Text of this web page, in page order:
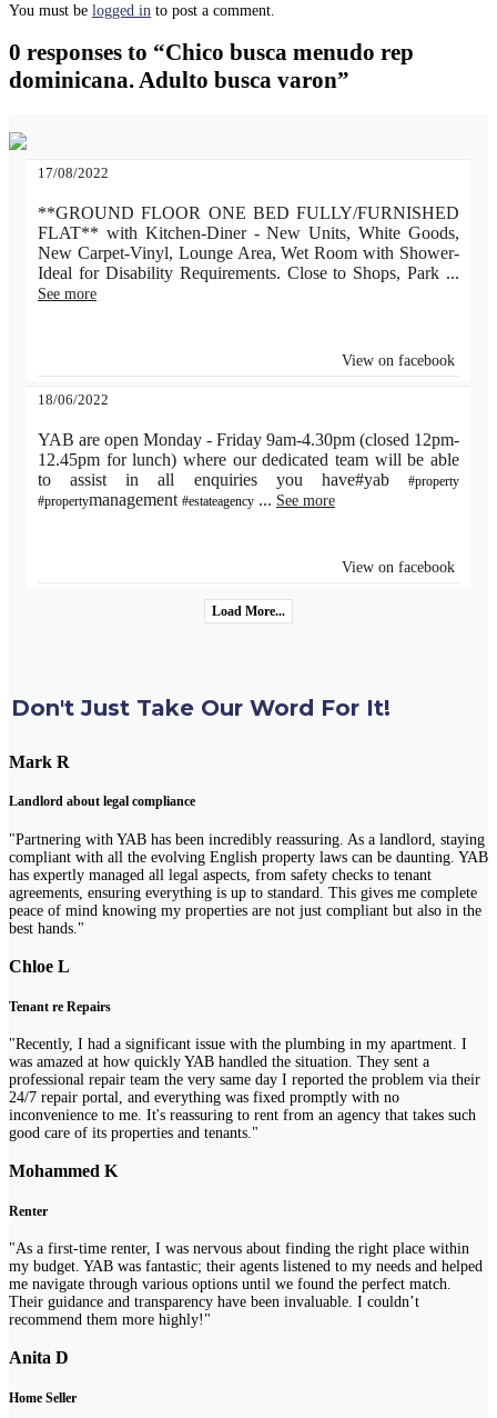
You must be logged in to post a comment.
0 responses to “Chico busca menudo rep
dominicana. Adulto busca varon”
17/08/2022
**GROUND FLOOR ONE BED FULLY/FURNISHED
FLAT** with Kitchen-Diner - New Units, White Goods,
New Carpet-Vinyl, Lounge Area, Wet Room with Shower-
Ideal for Disability Requirements. Close to Shops, Park ...
See more
View on facebook
18/06/2022
YAB are open Monday - Friday 9am-4.30pm (closed 12pm-
12.45pm for lunch) where our dedicated team will be able
to assist in all enquiries you have#yab
#property
#propertymanagement #estateagency ... See more
View on facebook
Load More...
Don't Just Take Our Word For It!
Mark R
Landlord about legal compliance
"Partnering with YAB has been incredibly reassuring. As a landlord, staying
compliant with all the evolving English property laws can be daunting. YAB
has expertly managed all legal aspects, from safety checks to tenant
agreements, ensuring everything is up to standard. This gives me complete
peace of mind knowing my properties are not just compliant but also in the
best hands."
Chloe L
Tenant re Repairs
"Recently, I had a significant issue with the plumbing in my apartment. I
was amazed at how quickly YAB handled the situation. They sent a
professional repair team the very same day I reported the problem via their
24/7 repair portal, and everything was fixed promptly with no
inconvenience to me. It's reassuring to rent from an agency that takes such
good care of its properties and tenants."
Mohammed K
Renter
"As a first-time renter, I was nervous about finding the right place within
my budget. YAB was fantastic; their agents listened to my needs and helped
me navigate through various options until we found the perfect match.
Their guidance and transparency have been invaluable. I couldn’t
recommend them more highly!"
Anita D
Home Seller